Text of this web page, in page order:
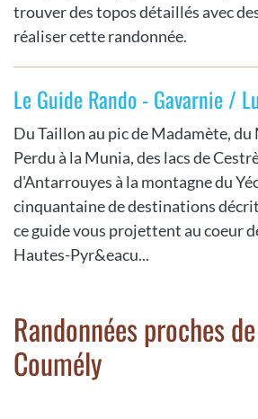
trouver des topos détaillés avec
réaliser cette randonnée.
Le Guide Rando - Gavarnie /
Du Taillon au pic de Madamète,
Perdu à la Munia, des lacs de
d'Antarrouyes à la montagne du
cinquantaine de destinations
ce guide vous projettent au coeur
Hautes-Pyr&eacu...
Randonnées proches
Coumély